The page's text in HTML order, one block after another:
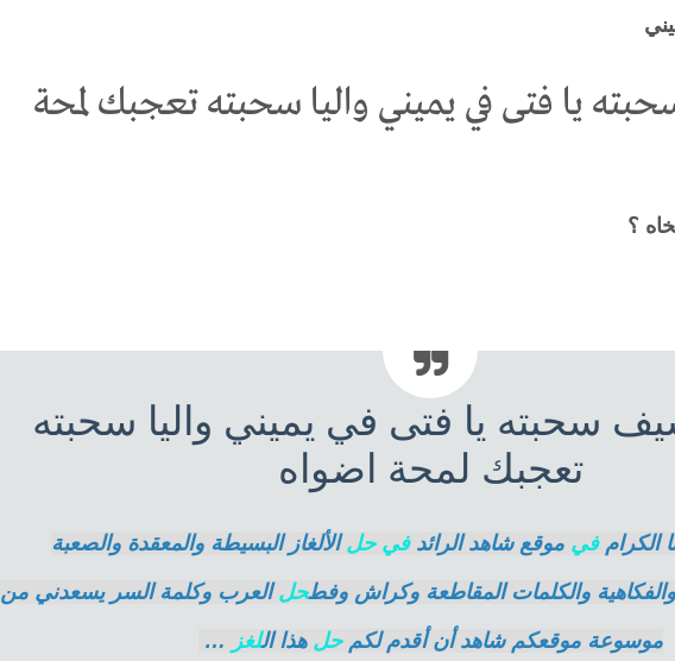
يا فتى في يميني واليا سحبته تعجبك لمحة
؟
سحبته يا فتى في يميني واليا سحبته
تعجبك لمحة اضواه
الكرامفي موقع شاهد الرائدفي حل الألغاز البسيطة والمعقدة والصعبة
والكلمات المقاطعة وكراش وفطحل العرب وكلمة السر يسعدني من
موسوعة موقعكم شاهد أن أقدم لكمحل هذا اللغز …